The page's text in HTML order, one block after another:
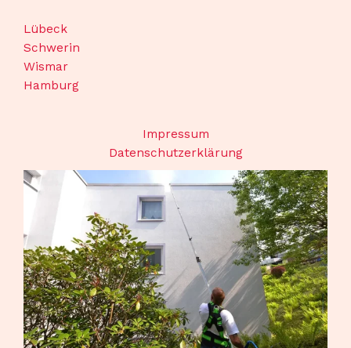
Lübeck
Schwerin
Wismar
Hamburg
Impressum
Datenschutzerklärung